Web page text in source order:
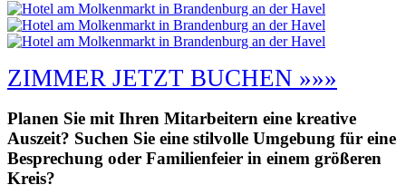
ZIMMER JETZT BUCHEN »»»
Planen Sie mit Ihren Mitarbeitern eine kreative
Auszeit? Suchen Sie eine stilvolle Umgebung für eine
Besprechung oder Familienfeier in einem größeren
Kreis?